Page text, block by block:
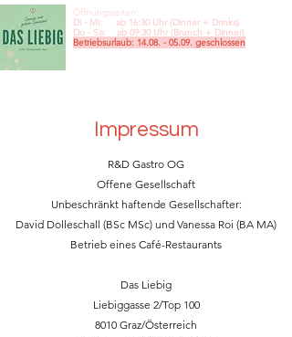
Öffnungszeiten:
Di - Mi: ab 16:30 Uhr (Dinner + Drinks)
Do - Sa: ab 09:30 Uhr (Brunch + Dinner)
Betriebsurlaub: 14.08. - 05.09. geschlossen
Impressum
R&D Gastro OG
Offene Gesellschaft
Unbeschränkt haftende Gesellschafter:
David Dolleschall (BSc MSc) und Vanessa Roi (BA MA)
Betrieb eines Café-Restaurants
Das Liebig
Liebiggasse 2/Top 100
8010 Graz/Österreich